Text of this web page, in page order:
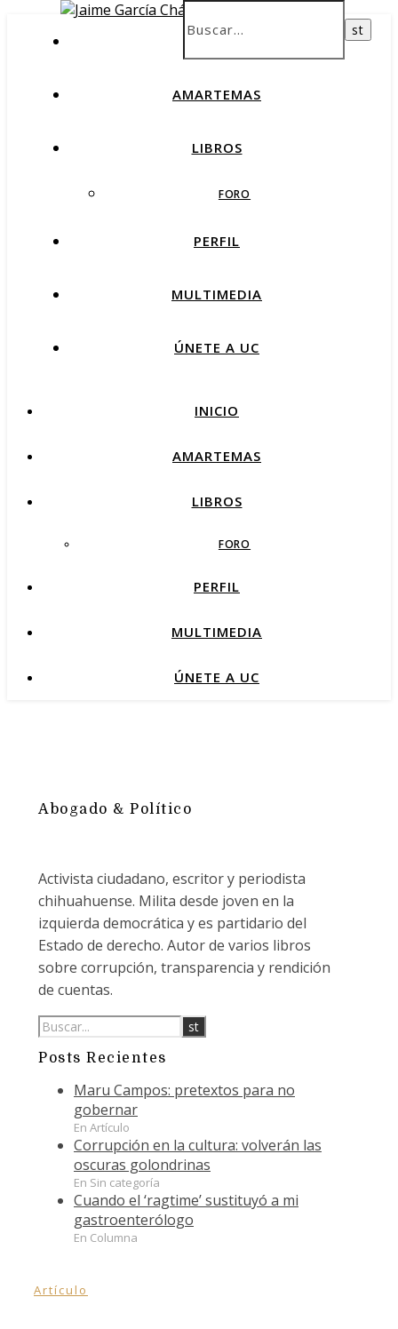
AMARTEMAS
LIBROS
FORO
PERFIL
MULTIMEDIA
ÚNETE A UC
INICIO
AMARTEMAS
LIBROS
FORO
PERFIL
MULTIMEDIA
ÚNETE A UC
Abogado & Político
Activista ciudadano, escritor y periodista
chihuahuense. Milita desde joven en la
izquierda democrática y es partidario del
Estado de derecho. Autor de varios libros
sobre corrupción, transparencia y rendición
de cuentas.
Posts Recientes
Maru Campos: pretextos para no
gobernar
En Artículo
Corrupción en la cultura: volverán las
oscuras golondrinas
En Sin categoría
Cuando el ‘ragtime’ sustituyó a mi
gastroenterólogo
En Columna
Artículo